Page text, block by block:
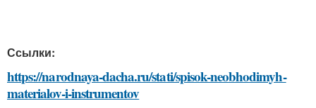
Ссылки:
https://narodnaya-dacha.ru/stati/spisok-neobhodimyh-
materialov-i-instrumentov